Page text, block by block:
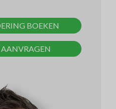
BOEKEN
AANVRAGEN